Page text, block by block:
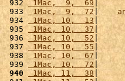
932 1Mac,  9,  69 |
933
1Mac,  9,  72|
934 1Mac, 10,  13
935
1Mac, 10,  37
936 1Mac, 10,  52
937 1Mac, 10,  55
938
1Mac, 10,  67
939 1Mac, 10,  72|
940
1Mac, 11,  38